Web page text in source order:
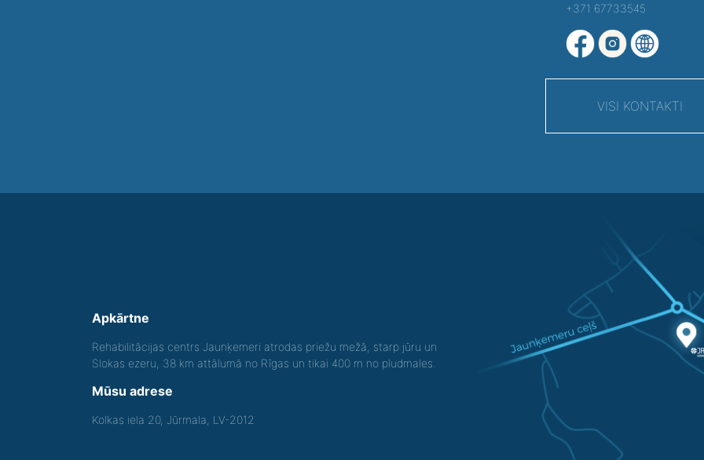
+371 67733545
VISI KONTAKTI
Apkārtne
Rehabilitācijas centrs Jaunķemeri atrodas priežu mežā, starp jūru un
Slokas ezeru, 38 km attālumā no Rīgas un tikai 400 m no pludmales.
Mūsu adrese
Kolkas iela 20, Jūrmala, LV-2012